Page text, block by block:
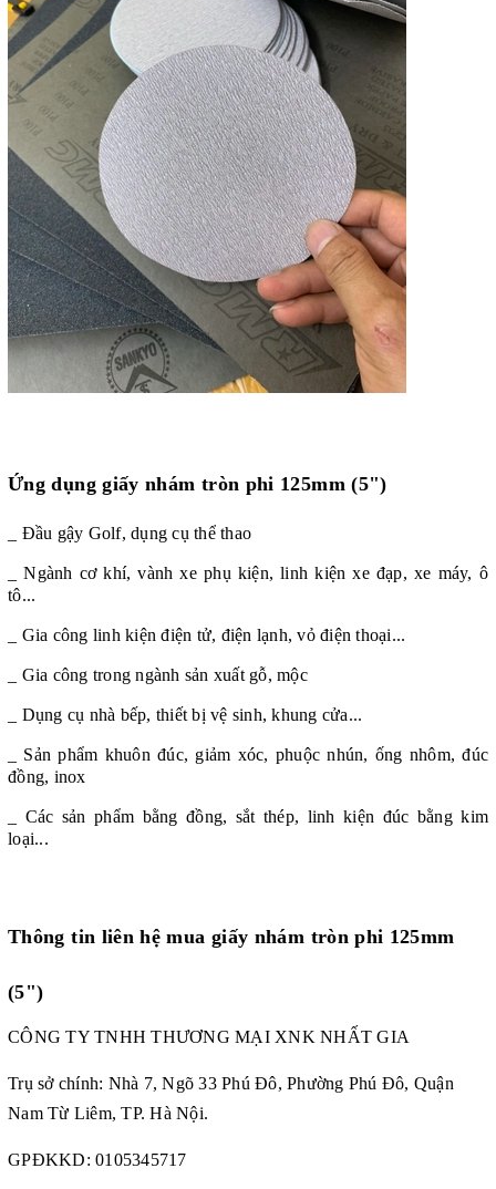
Ứng dụnggiấy nhám tròn phi 125mm (5")
_ Đầu gậy Golf, dụng cụ thể thao
_ Ngành cơ khí, vành xe phụ kiện, linh kiện xe đạp, xe máy, ô
tô...
_ Gia công linh kiện điện tử, điện lạnh, vỏ điện thoại...
_ Gia công trong ngành sản xuất gỗ, mộc
_ Dụng cụ nhà bếp, thiết bị vệ sinh, khung cửa...
_ Sản phẩm khuôn đúc, giảm xóc, phuộc nhún, ống nhôm, đúc
đồng, inox
_ Các sản phẩm bằng đồng, sắt thép, linh kiện đúc bằng kim
loại...
Thông tin liên hệ mua giấy nhám tròn phi 125mm
(5")
CÔNG TY TNHH THƯƠNG MẠI XNK NHẤT GIA
Trụ sở chính: Nhà 7, Ngõ 33 Phú Đô, Phường Phú Đô, Quận
Nam Từ Liêm, TP. Hà Nội.
GPĐKKD: 0105345717